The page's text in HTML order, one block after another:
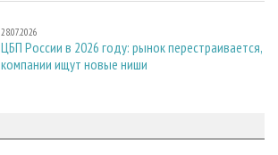
28.07.2026
ЦБП России в 2026 году: рынок перестраивается,
компании ищут новые ниши